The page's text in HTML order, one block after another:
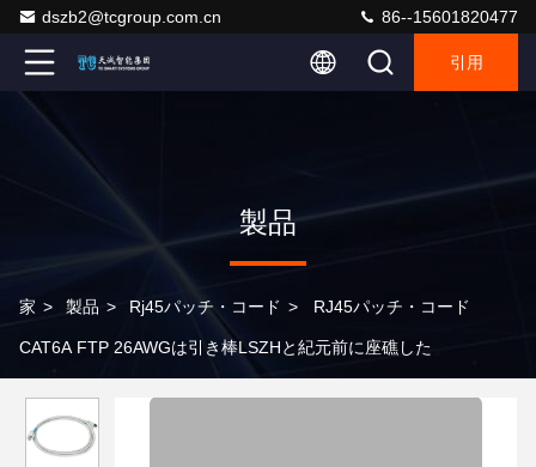
dszb2@tcgroup.com.cn 86--15601820477
引用
製品
家 > 製品 > Rj45パッチ・コード > RJ45パッチ・コード
CAT6A FTP 26AWGは引き棒LSZHと紀元前に座礁した